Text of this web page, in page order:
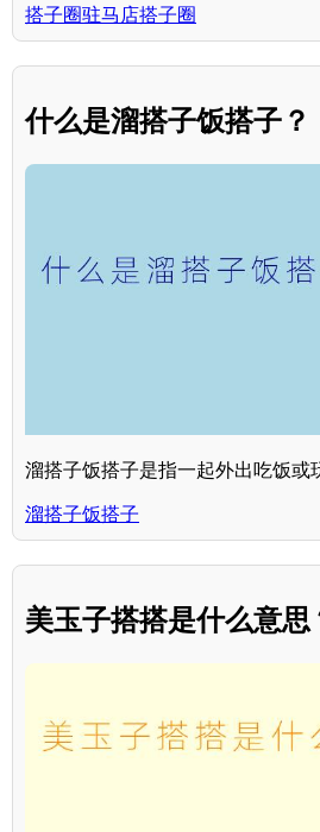
搭子圈驻马店搭子圈
什么是溜搭子饭搭子？
溜搭子饭搭子是指一起外出吃饭或
溜搭子饭搭子
美玉子搭搭是什么意思